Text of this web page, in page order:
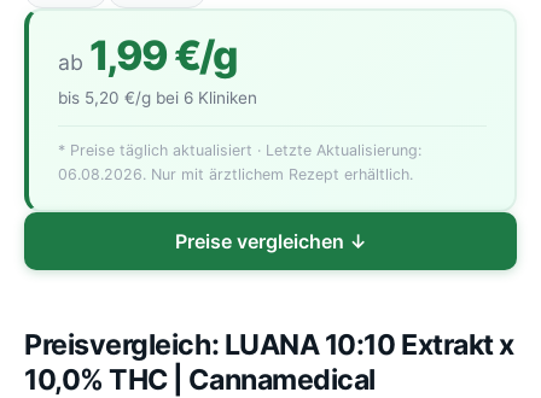
ab 1,99 €/g
bis 5,20 €/g bei 6 Kliniken
* Preise täglich aktualisiert · Letzte Aktualisierung:
06.08.2026. Nur mit ärztlichem Rezept erhältlich.
Preise vergleichen ↓
Preisvergleich: LUANA 10:10 Extrakt x
10,0% THC | Cannamedical